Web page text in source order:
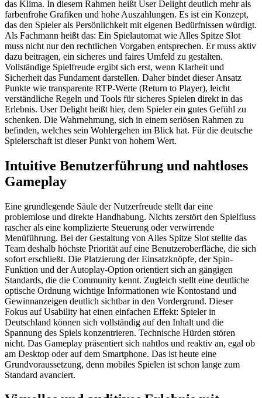
das Klima. In diesem Rahmen heißt User Delight deutlich mehr als
farbenfrohe Grafiken und hohe Auszahlungen. Es ist ein Konzept,
das den Spieler als Persönlichkeit mit eigenen Bedürfnissen würdigt.
Als Fachmann heißt das: Ein Spielautomat wie Alles Spitze Slot
muss nicht nur den rechtlichen Vorgaben entsprechen. Er muss aktiv
dazu beitragen, ein sicheres und faires Umfeld zu gestalten.
Vollständige Spielfreude ergibt sich erst, wenn Klarheit und
Sicherheit das Fundament darstellen. Daher bindet dieser Ansatz
Punkte wie transparente RTP-Werte (Return to Player), leicht
verständliche Regeln und Tools für sicheres Spielen direkt in das
Erlebnis. User Delight heißt hier, dem Spieler ein gutes Gefühl zu
schenken. Die Wahrnehmung, sich in einem seriösen Rahmen zu
befinden, welches sein Wohlergehen im Blick hat. Für die deutsche
Spielerschaft ist dieser Punkt von hohem Wert.
Intuitive Benutzerführung und nahtloses
Gameplay
Eine grundlegende Säule der Nutzerfreude stellt dar eine
problemlose und direkte Handhabung. Nichts zerstört den Spielfluss
rascher als eine komplizierte Steuerung oder verwirrende
Menüführung. Bei der Gestaltung von Alles Spitze Slot stellte das
Team deshalb höchste Priorität auf eine Benutzeroberfläche, die sich
sofort erschließt. Die Platzierung der Einsatzknöpfe, der Spin-
Funktion und der Autoplay-Option orientiert sich an gängigen
Standards, die die Community kennt. Zugleich stellt eine deutliche
optische Ordnung wichtige Informationen wie Kontostand und
Gewinnanzeigen deutlich sichtbar in den Vordergrund. Dieser
Fokus auf Usability hat einen einfachen Effekt: Spieler in
Deutschland können sich vollständig auf den Inhalt und die
Spannung des Spiels konzentrieren. Technische Hürden stören
nicht. Das Gameplay präsentiert sich nahtlos und reaktiv an, egal ob
am Desktop oder auf dem Smartphone. Das ist heute eine
Grundvoraussetzung, denn mobiles Spielen ist schon lange zum
Standard avanciert.